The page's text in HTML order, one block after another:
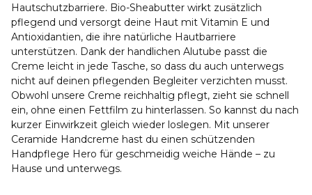
Hautschutzbarriere. Bio-Sheabutter wirkt zusätzlich
pflegend und versorgt deine Haut mit Vitamin E und
Antioxidantien, die ihre natürliche Hautbarriere
unterstützen. Dank der handlichen Alutube passt die
Creme leicht in jede Tasche, so dass du auch unterwegs
nicht auf deinen pflegenden Begleiter verzichten musst.
Obwohl unsere Creme reichhaltig pflegt, zieht sie schnell
ein, ohne einen Fettfilm zu hinterlassen. So kannst du nach
kurzer Einwirkzeit gleich wieder loslegen. Mit unserer
Ceramide Handcreme hast du einen schützenden
Handpflege Hero für geschmeidig weiche Hände – zu
Hause und unterwegs.